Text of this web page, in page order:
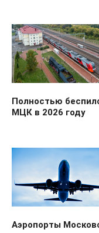
Полностью
МЦК в 2026 году
Аэропорты